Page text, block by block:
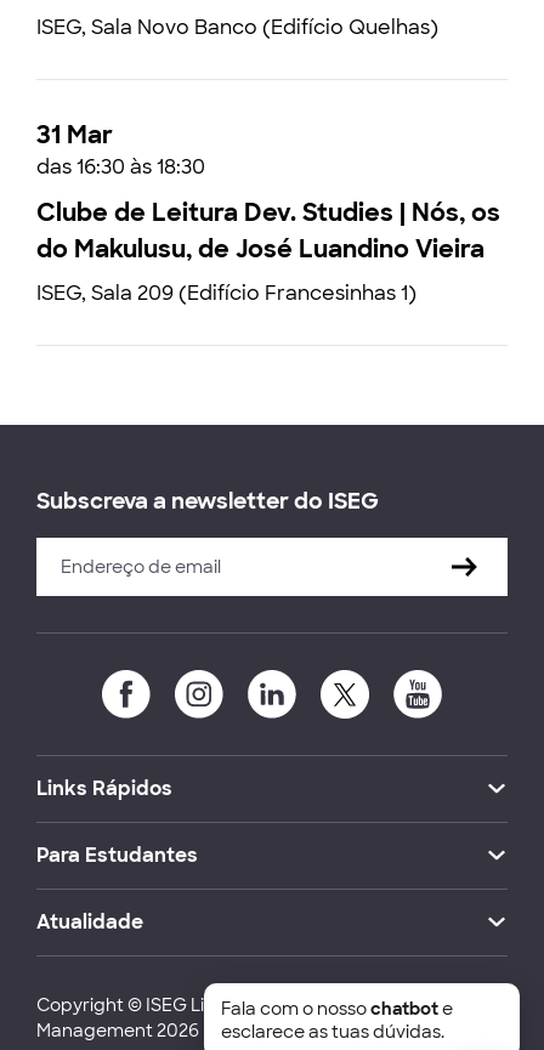
ISEG, Sala Novo Banco (Edifício Quelhas)
31 Mar
das 16:30 às 18:30
Clube de Leitura Dev. Studies | Nós, os
do Makulusu, de José Luandino Vieira
ISEG, Sala 209 (Edifício Francesinhas 1)
Subscreva a newsletter do ISEG
Links Rápidos
Para Estudantes
Atualidade
Copyright © ISEG Lisbon School of Economics and
Management 2026
Fala com o nossochatbote
esclarece as tuas dúvidas.